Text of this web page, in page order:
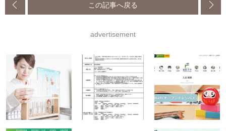
この記事へ戻る
advertisement